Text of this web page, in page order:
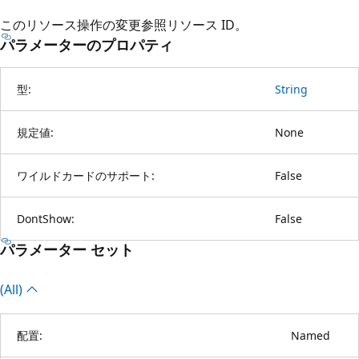
このリソース操作の変更参照リソース ID。
パラメーターのプロパティ
型: String
規定値: None
ワイルドカードのサポート: False
DontShow: False
パラメーター セット
(All)
配置: Named